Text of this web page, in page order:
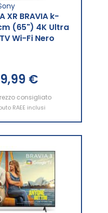
XR BRAVIA k-
(65") 4K Ultra
Wi-Fi Nero
€
consigliato
RAEE inclusi
al Carrello